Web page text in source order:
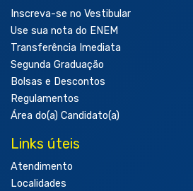
Inscreva-se no Vestibular
Use sua nota do ENEM
Transferência Imediata
Segunda Graduação
Bolsas e Descontos
Regulamentos
Área do(a) Candidato(a)
Links úteis
Atendimento
Localidades